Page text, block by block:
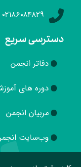
۰۲۱۸۶۰۸۴۸۲۹
دسترسی سریع
دفاتر انجمن
دوره های
مربیان انجمن
وب‌سایت